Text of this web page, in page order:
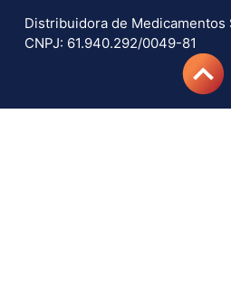
Distribuidora de Medicamentos
CNPJ: 61.940.292/0049-81